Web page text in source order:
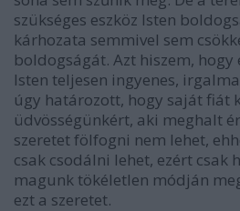
szükséges eszköz Isten
kárhozata semmivel sem
boldogságát. Azt hiszem, hogy
Isten teljesen ingyenes,
úgy határozott, hogy saját fiát
üdvösségünkért, aki meghalt
szeretet fölfogni nem lehet,
csak csodálni lehet, ezért csak
magunk tökéletlen módján
ezt a szeretet.